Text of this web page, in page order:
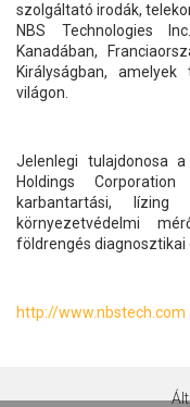
szolgáltató irodák,
NBS Technologies
Kanadában,
Királyságban, amelyek
világon.
Jelenlegi tulajdonosa
Holdings
karbantartási, lízing
környezetvédelmi
földrengés diagnosztikai
http://www.nbstech.com